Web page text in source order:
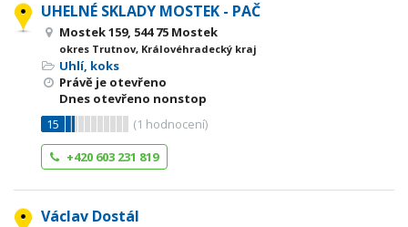
UHELNÉ SKLADY MOSTEK - PAČ
Mostek 159, 544 75 Mostek
okres Trutnov, Královéhradecký kraj
Uhlí, koks
Právě je otevřeno
Dnes otevřeno nonstop
15
(1 hodnocení)
+420 603 231 819
Václav Dostál